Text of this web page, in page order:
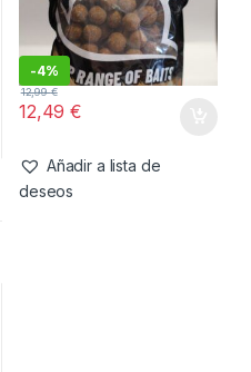
-4%
12,49€
12,99€
Añadir a lista de
deseos